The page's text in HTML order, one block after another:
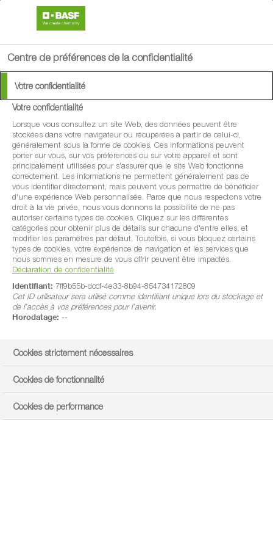
Centre de préférences de la confidentialité
Votre confidentialité
Votre confidentialité
Lorsque vous consultez un site Web, des données peuvent être
stockées dans votre navigateur ou récupérées à partir de celui-ci,
généralement sous la forme de cookies. Ces informations peuvent
porter sur vous, sur vos préférences ou sur votre appareil et sont
principalement utilisées pour s'assurer que le site Web fonctionne
correctement. Les informations ne permettent généralement pas de
vous identifier directement, mais peuvent vous permettre de bénéficier
d'une expérience Web personnalisée. Parce que nous respectons votre
droit à la vie privée, nous vous donnons la possibilité de ne pas
autoriser certains types de cookies. Cliquez sur les différentes
catégories pour obtenir plus de détails sur chacune d'entre elles, et
modifier les paramètres par défaut. Toutefois, si vous bloquez certains
types de cookies, votre expérience de navigation et les services que
nous sommes en mesure de vous offrir peuvent être impactés.
Déclaration de confidentialité
Identifiant: 7ff9b55b-dccf-4e33-8b94-854734172809
Cet ID utilisateur sera utilisé comme identifiant unique lors du stockage et
de l’accès à vos préférences pour l’avenir.
Horodatage: --
Cookies strictement nécessaires
Cookies de fonctionnalité
Cookies de performance